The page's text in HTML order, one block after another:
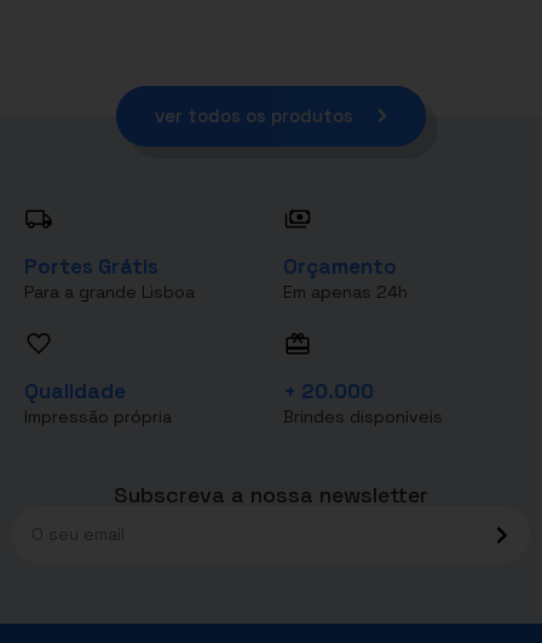
ver todos os produtos
Portes Grátis
Para a grande Lisboa
Orçamento
Em apenas 24h
Qualidade
Impressão própria
+ 20.000
Brindes disponíveis
Subscreva a nossa newsletter